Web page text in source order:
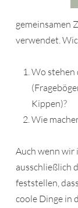
gemeinsamen
verwendet.
Wo stehen
Kippen)?
Wie
Auch wenn wir
ausschließlich
feststellen,
coole Dinge in